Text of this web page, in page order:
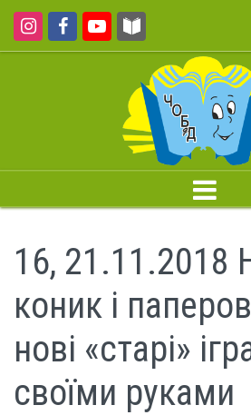
16, 21.11.2018
коник і
нові «старі»
своїми руками